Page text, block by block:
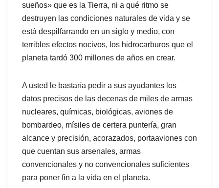
sueños» que es la Tierra, ni a qué ritmo se
destruyen las condiciones naturales de vida y se
está despilfarrando en un siglo y medio, con
terribles efectos nocivos, los hidrocarburos que el
planeta tardó 300 millones de años en crear.
A usted le bastaría pedir a sus ayudantes los
datos precisos de las decenas de miles de armas
nucleares, químicas, biológicas, aviones de
bombardeo, mísiles de certera puntería, gran
alcance y precisión, acorazados, portaaviones con
que cuentan sus arsenales, armas
convencionales y no convencionales suficientes
para poner fin a la vida en el planeta.